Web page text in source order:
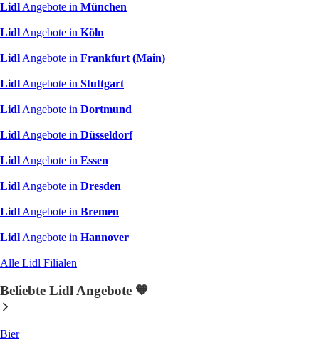
Lidl Angebote in München
Lidl Angebote in Köln
Lidl Angebote in Frankfurt (Main)
Lidl Angebote in Stuttgart
Lidl Angebote in Dortmund
Lidl Angebote in Düsseldorf
Lidl Angebote in Essen
Lidl Angebote in Dresden
Lidl Angebote in Bremen
Lidl Angebote in Hannover
Alle Lidl Filialen
Beliebte Lidl Angebote 🧡
Bier